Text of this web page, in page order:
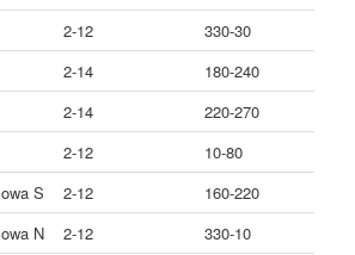
2-12
330-30
2-14
180-240
2-14
220-270
2-12
10-80
S
2-12
160-220
N
2-12
330-10